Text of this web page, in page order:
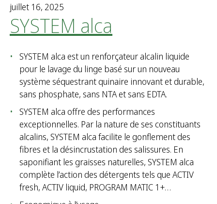
juillet 16, 2025
SYSTEM alca
SYSTEM alca est un renforçateur alcalin liquide
pour le lavage du linge basé sur un nouveau
système séquestrant quinaire innovant et durable,
sans phosphate, sans NTA et sans EDTA.
SYSTEM alca offre des performances
exceptionnelles. Par la nature de ses constituants
alcalins, SYSTEM alca facilite le gonflement des
fibres et la désincrustation des salissures. En
saponifiant les graisses naturelles, SYSTEM alca
complète l’action des détergents tels que ACTIV
fresh, ACTIV liquid, PROGRAM MATIC 1+…